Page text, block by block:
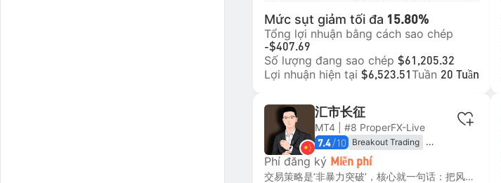
Mức sụt giảm tối đa 15.80%
Tổng lợi nhuận bằng cách sao chép
-$407.69
Số lượng đang sao chép $61,205.32
Lợi nhuận hiện tại $6,523.51 Tuần 20 Tuần
汇市长征
MT4 | #8 ProperFX-Live
7.4 /10
Breakout Trading
Trend Following
Phí đăng ký Miễn phí
交易策略是‘非暴力突破’，核心就一句话：把风控做到极致，把结果交给概率，全权委托给市场和时间。如果追求每月稳定提款，请慎重复制。